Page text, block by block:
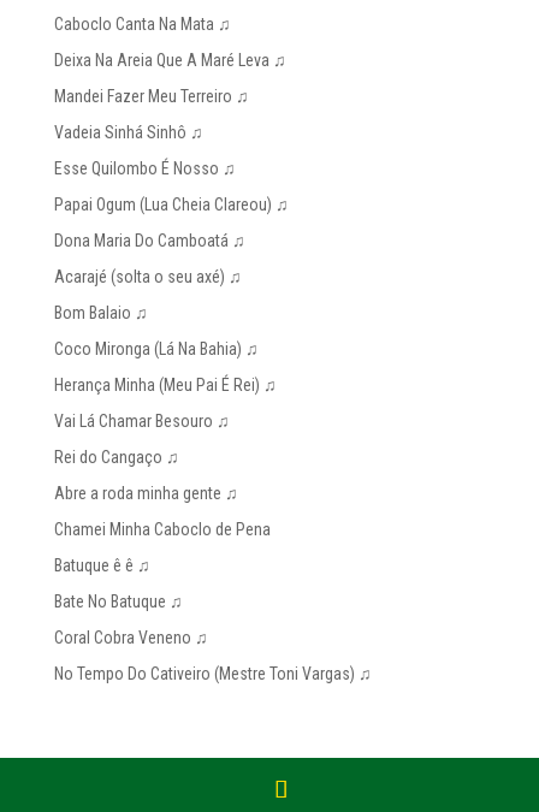
Caboclo Canta Na Mata ♫
Deixa Na Areia Que A Maré Leva ♫
Mandei Fazer Meu Terreiro ♫
Vadeia Sinhá Sinhô ♫
Esse Quilombo É Nosso ♫
Papai Ogum (Lua Cheia Clareou) ♫
Dona Maria Do Camboatá ♫
Acarajé (solta o seu axé) ♫
Bom Balaio ♫
Coco Mironga (Lá Na Bahia) ♫
Herança Minha (Meu Pai É Rei) ♫
Vai Lá Chamar Besouro ♫
Rei do Cangaço ♫
Abre a roda minha gente ♫
Chamei Minha Caboclo de Pena
Batuque ê ê ♫
Bate No Batuque ♫
Coral Cobra Veneno ♫
No Tempo Do Cativeiro (Mestre Toni Vargas) ♫